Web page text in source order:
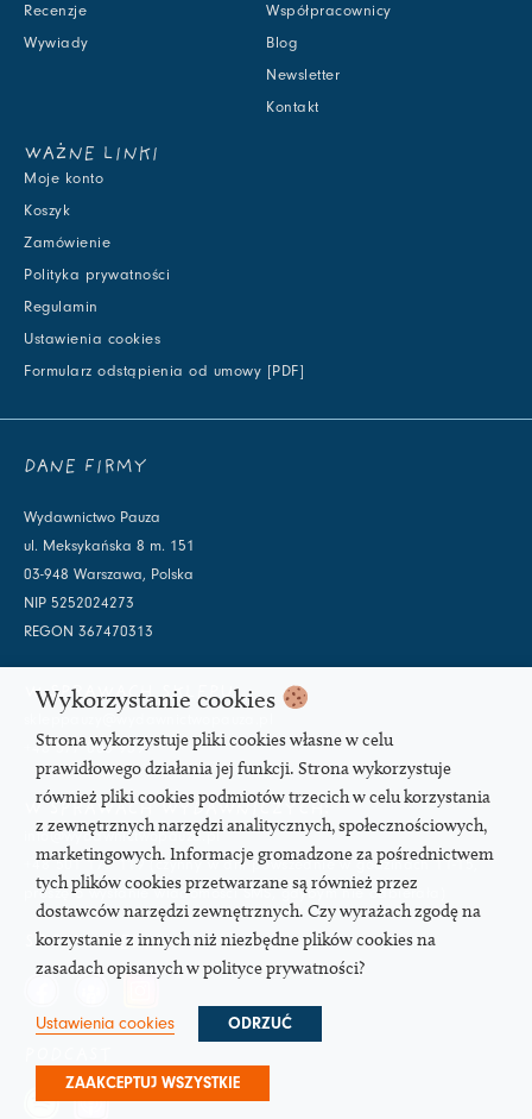
Recenzje
Wywiady
Współpracownicy
Blog
Newsletter
Kontakt
WAŻNE LINKI
Moje konto
Koszyk
Zamówienie
Polityka prywatności
Regulamin
Ustawienia cookies
Formularz odstąpienia od umowy [PDF]
DANE FIRMY
Wydawnictwo Pauza
ul. Meksykańska 8 m. 151
03-948 Warszawa, Polska
NIP 5252024273
REGON 367470313
W SPRAWACH SKLEPU:
skleppauzy@wydawnictwopauza.pl
+48 577 003 959
W SPRAWACH WYDAWNICZYCH:
info@wydawnictwopauza.pl
+48 501 177 119 (czynny w dni powszednie w godzinach 11-15,
proszę o wysłanie wiadomości SMS, gdybym nie odbierała)
SOCIAL MEDIA
Wykorzystanie cookies
Strona wykorzystuje pliki cookies własne w celu
prawidłowego działania jej funkcji. Strona wykorzystuje
również pliki cookies podmiotów trzecich w celu korzystania
z zewnętrznych narzędzi analitycznych, społecznościowych,
marketingowych. Informacje gromadzone za pośrednictwem
tych plików cookies przetwarzane są również przez
dostawców narzędzi zewnętrznych. Czy wyrażach zgodę na
korzystanie z innych niż niezbędne plików cookies na
zasadach opisanych w polityce prywatności?
Ustawienia cookies ODRZUĆ
ZAAKCEPTUJ WSZYSTKIE